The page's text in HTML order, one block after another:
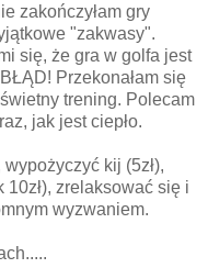
zakończyłam gry
"zakwasy".
się, że gra w golfa jest
Przekonałam się
trening. Polecam
jak jest ciepło.
kij (5zł),
10zł), zrelaksować się i
wyzwaniem.